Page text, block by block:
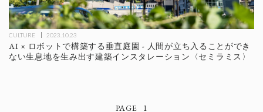
CULTURE 2023.10.23
AI × ロボットで構築する垂直庭園 - 人間が立ち入ることができ
ない生息地を生み出す建築インスタレーション〈セミラミス〉
1